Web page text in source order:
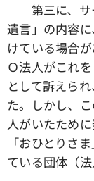
第三に、サ
遺言」の内容
けている場合
Ｏ法人がこれ
として訴えら
た。しかし、
人がいたため
「おひとりさ
ている団体（法